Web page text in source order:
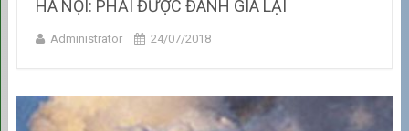
HÀ NỘI: PHẢI ĐƯỢC ĐÁNH GIÁ LẠI
Administrator 24/07/2018